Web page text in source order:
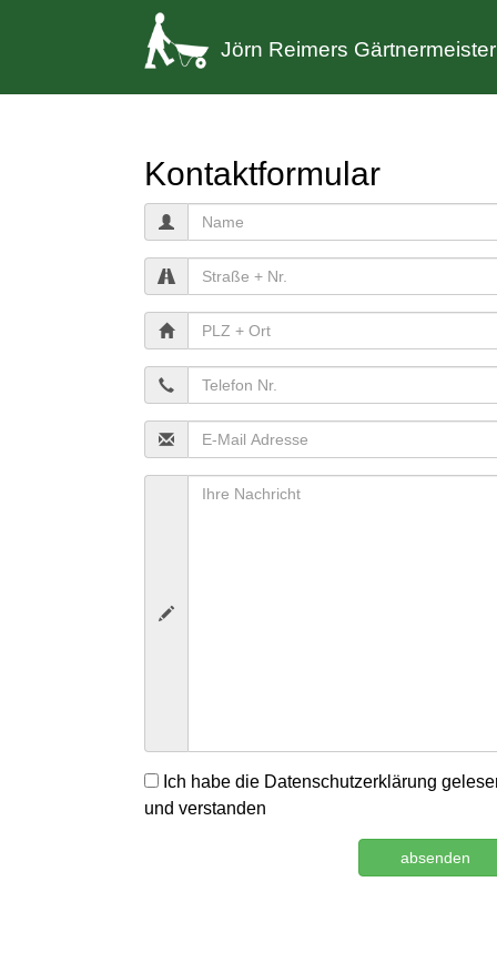
Jörn Reimers Gärtnermeister
Kontaktformular
Ich habe die Datenschutzerklärung
und verstanden